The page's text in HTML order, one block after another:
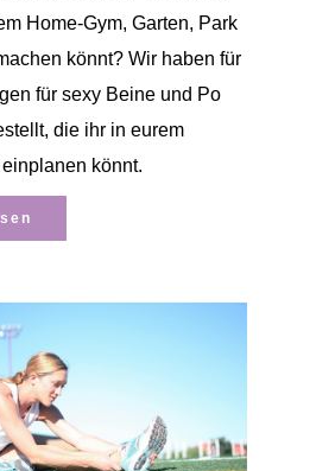
Home-Gym, Garten, Park
könnt? Wir haben für
für sexy Beine und Po
die ihr in eurem
könnt.